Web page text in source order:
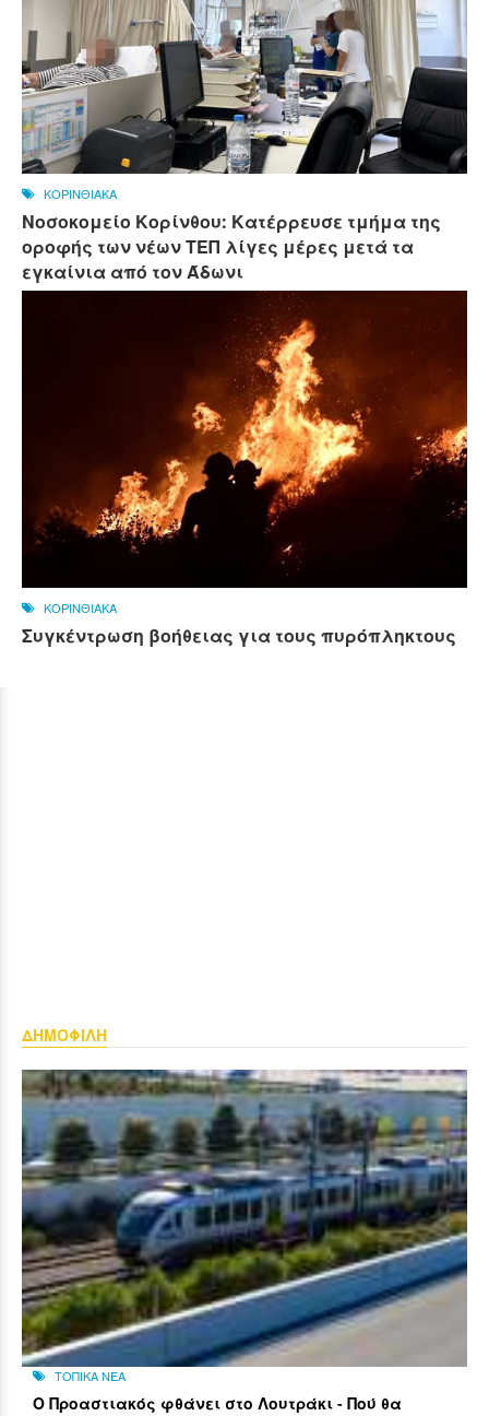
ΚΟΡΙΝΘΙΑΚΑ
Νοσοκομείο Κορίνθου: Κατέρρευσε τμήμα της
οροφής των νέων ΤΕΠ λίγες μέρες μετά τα
εγκαίνια από τον Άδωνι
ΚΟΡΙΝΘΙΑΚΑ
Συγκέντρωση βοήθειας για τους πυρόπληκτους
ΔΗΜΟΦΙΛΗ
ΤΟΠΙΚΑ ΝΕΑ
Ο Προαστιακός φθάνει στο Λουτράκι - Πού θα